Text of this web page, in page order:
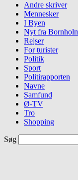
Andre skriver
Mennesker
I Byen
Nyt fra
Rejser
For turister
Politik
Sport
Politirapporten
Navne
Samfund
Ø-TV
Tro
Shopping
Søg